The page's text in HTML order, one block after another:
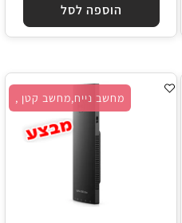
הוספה לסל
מחשב נייח,מחשב קטן ,